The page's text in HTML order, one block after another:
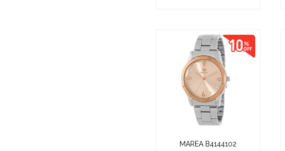
MAREA B4144102